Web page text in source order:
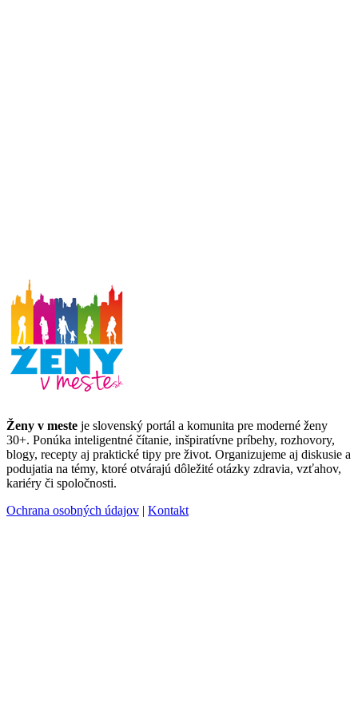
Ženy v meste je slovenský portál a komunita pre moderné ženy
30+. Ponúka inteligentné čítanie, inšpiratívne príbehy, rozhovory,
blogy, recepty aj praktické tipy pre život. Organizujeme aj diskusie a
podujatia na témy, ktoré otvárajú dôležité otázky zdravia, vzťahov,
kariéry či spoločnosti.
Ochrana osobných údajov | Kontakt